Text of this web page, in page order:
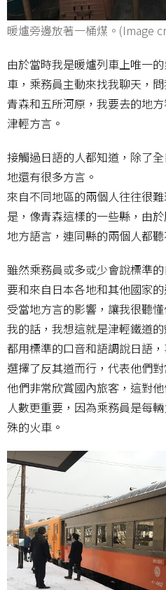
暖爐旁邊放著一桶煤。(Image
由於當時我是暖爐列車上唯一
車，乘務員主動來找我聊天，
青森和五所河原，我要去的地
津輕方言。
接觸過日語的人都知道，除了
地還有很多方言。
來自不同地區的兩個人往往很
是，像青森這樣的一些縣，由
地方語言，連同縣的兩個人都
雖然乘務員或多或少會說標準
要和來自日本各地和其他國家
受當地方言的影響，讓我很聽
我的話，我想這就是津輕鐵道
都用標準的口音和語調說日語
選擇了反其道而行，代表他們
他們非常欣賞國內旅客，這對
人數更重要，因為乘務員是每
殊的火車。